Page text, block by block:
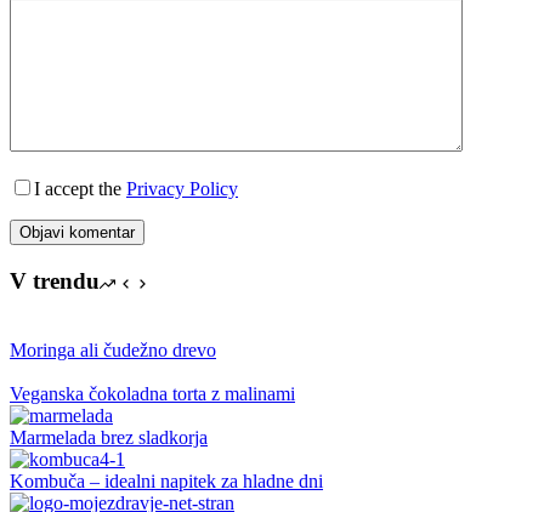
I accept the Privacy Policy
Objavi komentar
V trendu
Moringa ali čudežno drevo
Veganska čokoladna torta z malinami
Marmelada brez sladkorja
Kombuča – idealni napitek za hladne dni